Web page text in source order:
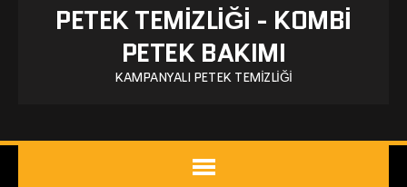
PETEK TEMIZLIĞI - KOMBI
PETEK BAKIMI
KAMPANYALI PETEK TEMIZLIĞI